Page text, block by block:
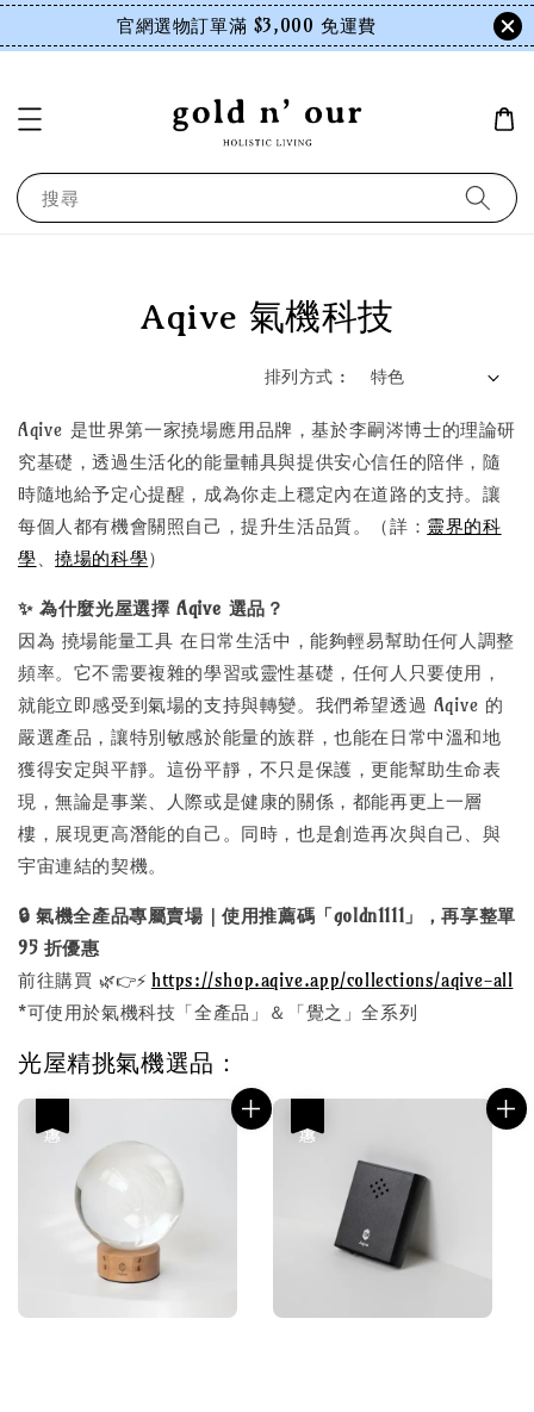
官網選物訂單滿 $3,000 免運費
搜尋
Aqive 氣機科技
排列方式 :
Aqive 是世界第一家撓場應用品牌，基於李嗣涔博士的理論研
究基礎，透過生活化的能量輔具與提供安心信任的陪伴，隨
時隨地給予定心提醒，成為你走上穩定內在道路的支持。讓
每個人都有機會關照自己，提升生活品質。（詳： 靈界的科
學、撓場的科學）
✨ 為什麼光屋選擇 Aqive 選品？
因為 撓場能量工具 在日常生活中，能夠輕易幫助任何人調整
頻率。它不需要複雜的學習或靈性基礎，任何人只要使用，
就能立即感受到氣場的支持與轉變。我們希望透過 Aqive 的
嚴選產品，讓特別敏感於能量的族群，也能在日常中溫和地
獲得安定與平靜。這份平靜，不只是保護，更能幫助生命表
現，無論是事業、人際或是健康的關係，都能再更上一層
樓，展現更高潛能的自己。同時，也是創造再次與自己、與
宇宙連結的契機。
🔒 氣機全產品專屬賣場｜使用推薦碼「goldn1111」，再享整單
95 折優惠
前往購買 🌿👉⚡ https://shop.aqive.app/collections/aqive-all
*可使用於氣機科技「全產品」＆「覺之」全系列
光屋精挑氣機選品：